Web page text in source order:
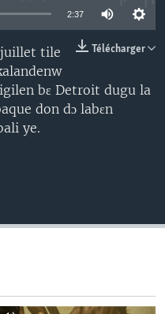
2:37
Télécharger
juillet tile
bɛ Detroit dugu la
don dɔ labɛn
ye.